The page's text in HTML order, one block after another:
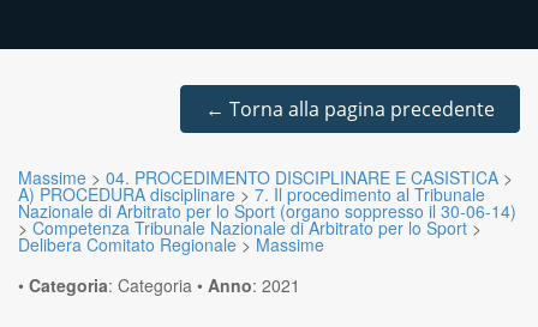
← Torna alla pagina precedente
Massime > 04. PROCEDIMENTO DISCIPLINARE E CASISTICA >
A) PROCEDURA disciplinare > 7. Il procedimento al Tribunale
Nazionale di Arbitrato per lo Sport (organo soppresso il 30-06-14)
> Competenza Tribunale Nazionale di Arbitrato per lo Sport >
Delibera Comitato Regionale > Massime
• Categoria: Categoria • Anno: 2021